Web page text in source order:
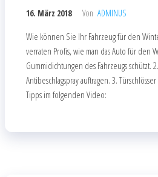
16. März 2018 Von ADMINUS
Wie können Sie Ihr Fahrzeug für den
verraten Profis, wie man das Auto für den
Gummidichtungen des Fahrzeugs
Antibeschlagspray auftragen. 3.
Tipps im folgenden Video: